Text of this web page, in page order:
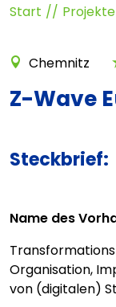
Start Projekte
Chemnitz
Z-Wave
Steckbrief:
Name des
Organisation,
von (digitalen)